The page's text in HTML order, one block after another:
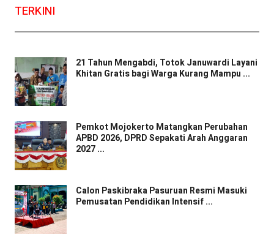
TERKINI
21 Tahun Mengabdi, Totok Januwardi Layani
Khitan Gratis bagi Warga Kurang Mampu ...
Pemkot Mojokerto Matangkan Perubahan
APBD 2026, DPRD Sepakati Arah Anggaran
2027 ...
Calon Paskibraka Pasuruan Resmi Masuki
Pemusatan Pendidikan Intensif ...